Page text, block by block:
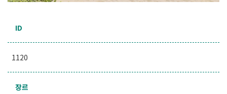
ID
1120
장르